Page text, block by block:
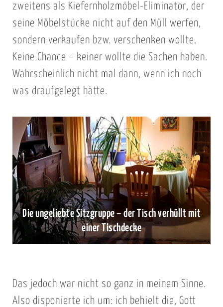
zweitens als Kiefernholzmöbel-Eliminator, der
seine Möbelstücke nicht auf den Müll werfen,
sondern verkaufen bzw. verschenken wollte.
Keine Chance – keiner wollte die Sachen haben.
Wahrscheinlich nicht mal dann, wenn ich noch
was draufgelegt hätte.
Die ungeliebte Sitzgruppe – der Tisch verhüllt mit
einer Tischdecke
Das jedoch war nicht so ganz in meinem Sinne.
Also disponierte ich um: ich behielt die, Gott